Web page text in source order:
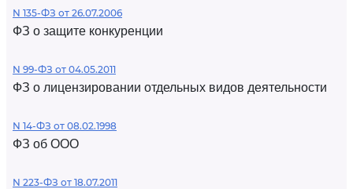
N 135-ФЗ от 26.07.2006
ФЗ о защите конкуренции
N 99-ФЗ от 04.05.2011
ФЗ о лицензировании отдельных видов деятельности
N 14-ФЗ от 08.02.1998
ФЗ об ООО
N 223-ФЗ от 18.07.2011